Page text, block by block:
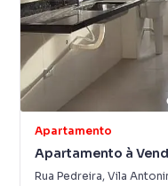
Apartamento
Apartamento à
Rua Pedreira, Vila